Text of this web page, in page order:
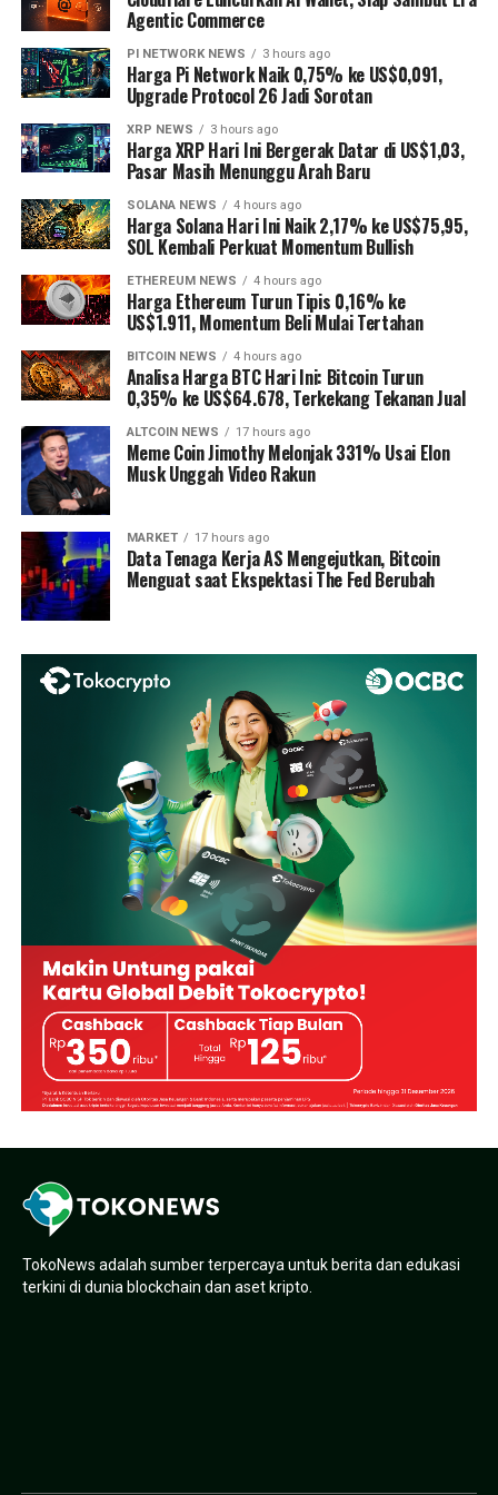
Agentic Commerce
PI NETWORK NEWS 3 hours ago
Harga Pi Network Naik 0,75% ke US$0,091,
Upgrade Protocol 26 Jadi Sorotan
XRP NEWS 3 hours ago
Harga XRP Hari Ini Bergerak Datar di US$1,03,
Pasar Masih Menunggu Arah Baru
SOLANA NEWS 4 hours ago
Harga Solana Hari Ini Naik 2,17% ke US$75,95,
SOL Kembali Perkuat Momentum Bullish
ETHEREUM NEWS 4 hours ago
Harga Ethereum Turun Tipis 0,16% ke
US$1.911, Momentum Beli Mulai Tertahan
BITCOIN NEWS 4 hours ago
Analisa Harga BTC Hari Ini: Bitcoin Turun
0,35% ke US$64.678, Terkekang Tekanan Jual
ALTCOIN NEWS 17 hours ago
Meme Coin Jimothy Melonjak 331% Usai Elon
Musk Unggah Video Rakun
MARKET 17 hours ago
Data Tenaga Kerja AS Mengejutkan, Bitcoin
Menguat saat Ekspektasi The Fed Berubah
TokoNews adalah sumber terpercaya untuk berita dan edukasi
terkini di dunia blockchain dan aset kripto.